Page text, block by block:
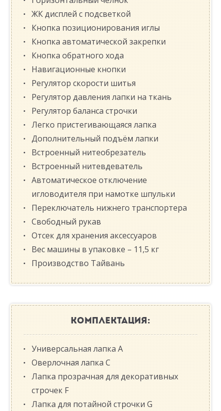
ЖК дисплей с подсветкой
Кнопка позиционирования иглы
Кнопка автоматической закрепки
Кнопка обратного хода
Навигационные кнопки
Регулятор скорости шитья
Регулятор давления лапки на ткань
Регулятор баланса строчки
Легко пристегивающаяся лапка
Дополнительный подъём лапки
Встроенный нитеобрезатель
Встроенный нитевдеватель
Автоматическое отключение
игловодителя при намотке шпульки
Переключатель нижнего транспортера
Свободный рукав
Отсек для хранения аксессуаров
Вес машины в упаковке – 11,5 кг
Производство Тайвань
КОМПЛЕКТАЦИЯ:
Универсальная лапка A
Оверлочная лапка С
Лапка прозрачная для декоративных
строчек F
Лапка для потайной строчки G